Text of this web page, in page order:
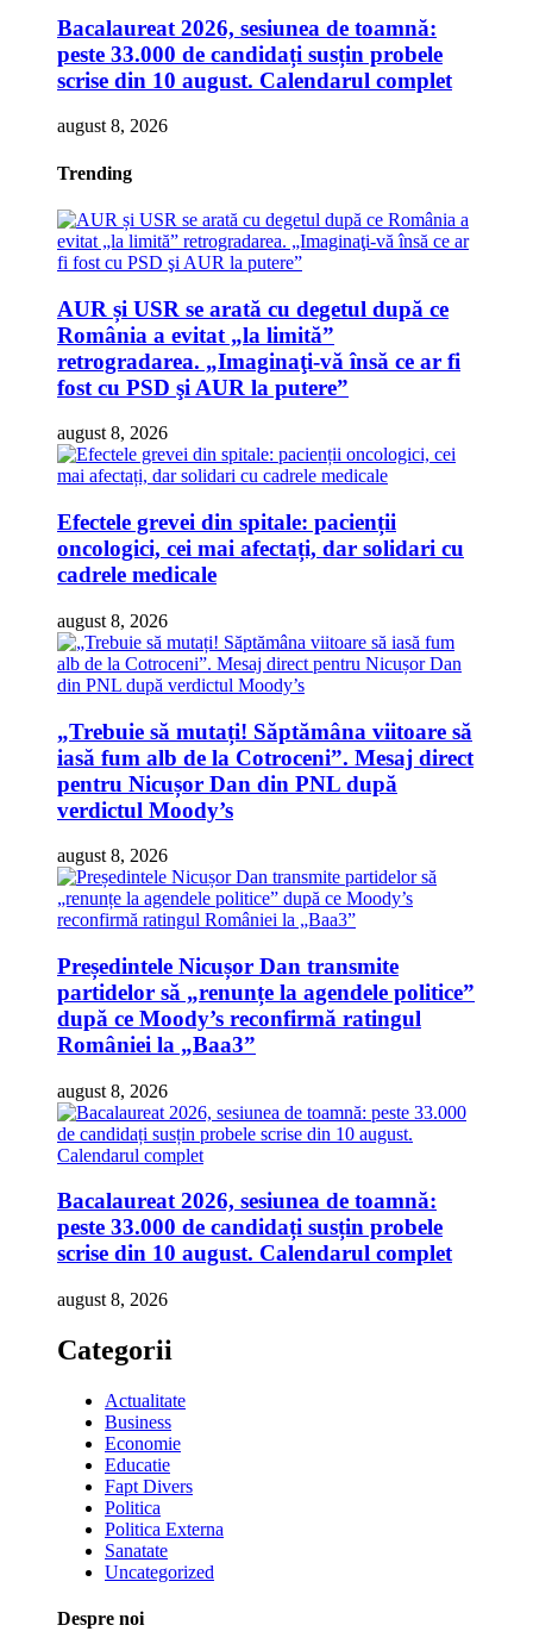
Bacalaureat 2026, sesiunea de toamnă:
peste 33.000 de candidați susțin probele
scrise din 10 august. Calendarul complet
august 8, 2026
Trending
AUR și USR se arată cu degetul după ce
România a evitat „la limită”
retrogradarea. „Imaginaţi-vă însă ce ar fi
fost cu PSD şi AUR la putere”
august 8, 2026
Efectele grevei din spitale: pacienții
oncologici, cei mai afectați, dar solidari cu
cadrele medicale
august 8, 2026
„Trebuie să mutați! Săptămâna viitoare să
iasă fum alb de la Cotroceni”. Mesaj direct
pentru Nicușor Dan din PNL după
verdictul Moody’s
august 8, 2026
Președintele Nicușor Dan transmite
partidelor să „renunțe la agendele politice”
după ce Moody’s reconfirmă ratingul
României la „Baa3”
august 8, 2026
Bacalaureat 2026, sesiunea de toamnă:
peste 33.000 de candidați susțin probele
scrise din 10 august. Calendarul complet
august 8, 2026
Categorii
Actualitate
Business
Economie
Educatie
Fapt Divers
Politica
Politica Externa
Sanatate
Uncategorized
Despre noi